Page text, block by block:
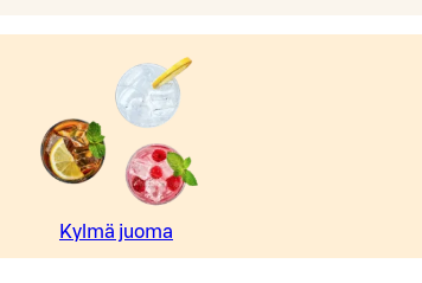
Kylmä juoma